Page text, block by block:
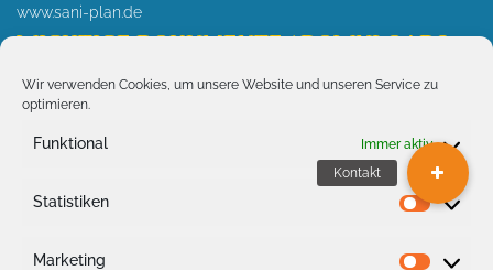
Wir verwenden Cookies, um unsere Website und unseren Service zu
optimieren.
Funktional Immer aktiv
Statistiken
Marketing
www.sani-plan.de
WICHTIGE DOKUMENTE / DOWNLOADS
> AKTUELLES
Fachunternehmensbescheinigung
Aufheizprotokoll für Fußbodenheizung
Abdrückprotokoll für Gas